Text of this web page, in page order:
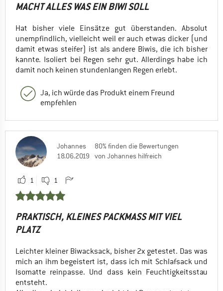
MACHT ALLES WAS EIN BIWI SOLL
Hat bisher viele Einsätze gut überstanden. Absolut
unempfindlich, vielleicht weil er auch etwas dicker (und
damit etwas steifer) ist als andere Biwis, die ich bisher
kannte. Isoliert bei Regen sehr gut. Allerdings habe ich
damit noch keinen stundenlangen Regen erlebt.
Ja, ich würde das Produkt einem Freund
empfehlen
Johannes
18.06.2019
80% finden die Bewertungen
von Johannes hilfreich
1 1
PRAKTISCH, KLEINES PACKMASS MIT VIEL P
LATZ
Leichter kleiner Biwacksack, bisher 2x getestet. Das was
mich an ihm begeistert ist, dass ich mit Schlafsack und
Isomatte reinpasse. Und dass kein Feuchtigkeitsstau
entsteht.